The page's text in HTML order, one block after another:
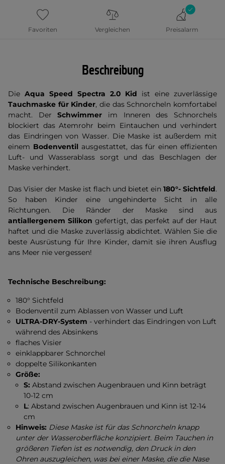
Favoriten Vergleichen Preisalarm
Beschreibung
Die Aqua Speed Spectra 2.0 Kid ist eine zuverlässige
Tauchmaske für Kinder, die das Schnorcheln komfortabel
macht. DerSchwimmer im Inneren des Schnorchels
blockiert das Atemrohr beim Eintauchen und verhindert
das Eindringen von Wasser. Die Maske ist außerdem mit
einem Bodenventilausgestattet, das für einen effizienten
Luft- und Wasserablass sorgt und das Beschlagen der
Maske verhindert.
Das Visier der Maske ist flach und bietet ein 180°- Sichtfeld.
So haben Kinder eine ungehinderte Sicht in alle
Richtungen. Die Ränder der Maske sind aus
antiallergenem Silikon gefertigt, das perfekt auf der Haut
haftet und die Maske zuverlässig abdichtet. Wählen Sie die
beste Ausrüstung für Ihre Kinder, damit sie ihren Ausflug
ans Meer nie vergessen!
Technische Beschreibung:
180° Sichtfeld
Bodenventil zum Ablassen von Wasser und Luft
ULTRA-DRY-System - verhindert das Eindringen von Luft
während des Absinkens
flaches Visier
einklappbarer Schnorchel
doppelte Silikonkanten
Größe:
S: Abstand zwischen Augenbrauen und Kinn beträgt
10-12 cm
L: Abstand zwischen Augenbrauen und Kinn ist 12-14
cm
Hinweis: Diese Maske ist für das Schnorcheln knapp
unter der Wasseroberfläche konzipiert. Beim Tauchen in
größeren Tiefen ist es notwendig, den Druck in den
Ohren auszugleichen, was bei einer Maske, die die Nase